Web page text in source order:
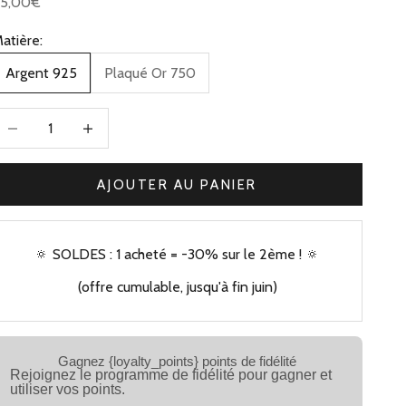
Argent 925
Plaqué Or 750
Diminuer la quantité
AJOUTER AU PANIER
🔅 SOLDES : 1 acheté = -30% sur le 2ème ! 🔅
(offre cumulable, jusqu'à fin juin)
Gagnez {loyalty_points} points de fidélité
Rejoignez le programme de fidélité pour gagner et
utiliser vos points.